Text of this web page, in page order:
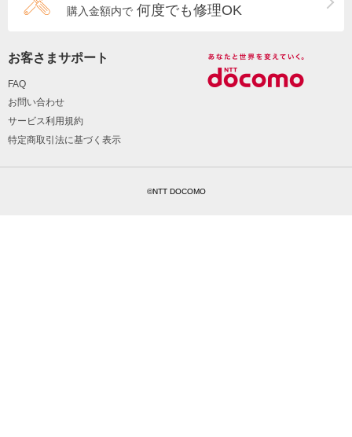
購入金額内で 何度でも修理OK
お客さまサポート
FAQ
お問い合わせ
サービス利用規約
特定商取引法に基づく表示
©NTT DOCOMO